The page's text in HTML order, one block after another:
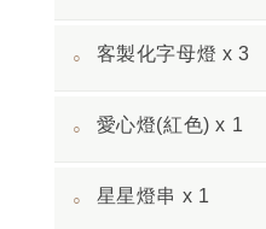
◦ 客製化字母燈 x 3
◦ 愛心燈(紅色) x 1
◦ 星星燈串 x 1